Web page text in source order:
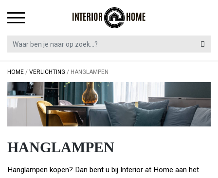
HOME / VERLICHTING / HANGLAMPEN
HANGLAMPEN
Hanglampen kopen? Dan bent u bij Interior at Home aan het